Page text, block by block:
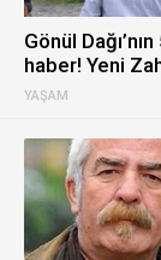
YAŞAM
Gönül
haber! Yeni